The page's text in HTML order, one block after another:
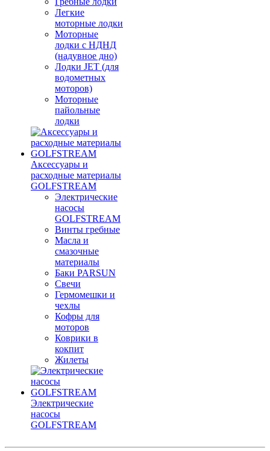
Легкие
моторные лодки
Моторные
лодки с НДНД
(надувное дно)
Лодки JET (для
водометных
моторов)
Моторные
пайольные
лодки
Аксессуары и
расходные материалы
GOLFSTREAM
Электрические
насосы
GOLFSTREAM
Винты гребные
Масла и
смазочные
материалы
Баки PARSUN
Свечи
Гермомешки и
чехлы
Кофры для
моторов
Коврики в
кокпит
Жилеты
Электрические
насосы
GOLFSTREAM